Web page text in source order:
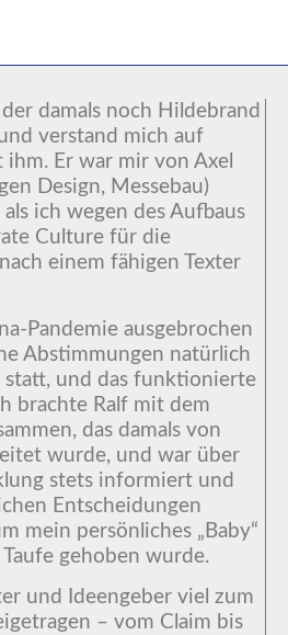
der damals noch Hildebrand
verstand mich auf
Er war mir von Axel
Design, Messebau)
ich wegen des Aufbaus
Culture für die
einem fähigen Texter
Pandemie ausgebrochen
Abstimmungen natürlich
statt, und das funktionierte
brachte Ralf mit dem
das damals von
wurde, und war über
stets informiert und
Entscheidungen
mein persönliches „Baby“
Taufe gehoben wurde.
und Ideengeber viel zum
– vom Claim bis